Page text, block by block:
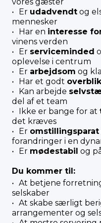
Er udadvendt og
mennesker
Har en interesse
vinens verden
Er serviceminded
oplevelse i centrum
Er arbejdsom og
Har et godt overblik
Kan arbejde
del af et team
Ikke er bange for at
det kræves
Er omstillingsparat
forandringer i en
Er mødestabil og
Du kommer til:
At betjene
selskaber
At skabe særligt
arrangementer og